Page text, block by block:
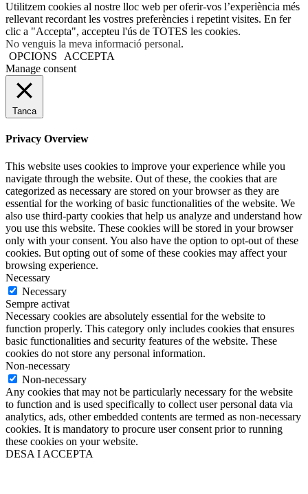
Utilitzem cookies al nostre lloc web per oferir-vos l’experiència més
rellevant recordant les vostres preferències i repetint visites. En fer
clic a "Accepta", accepteu l'ús de TOTES les cookies.
No venguis la meva informació personal.
OPCIONS
ACCEPTA
Manage consent
Tanca
Privacy Overview
This website uses cookies to improve your experience while you
navigate through the website. Out of these, the cookies that are
categorized as necessary are stored on your browser as they are
essential for the working of basic functionalities of the website. We
also use third-party cookies that help us analyze and understand how
you use this website. These cookies will be stored in your browser
only with your consent. You also have the option to opt-out of these
cookies. But opting out of some of these cookies may affect your
browsing experience.
Necessary
Necessary
Sempre activat
Necessary cookies are absolutely essential for the website to
function properly. This category only includes cookies that ensures
basic functionalities and security features of the website. These
cookies do not store any personal information.
Non-necessary
Non-necessary
Any cookies that may not be particularly necessary for the website
to function and is used specifically to collect user personal data via
analytics, ads, other embedded contents are termed as non-necessary
cookies. It is mandatory to procure user consent prior to running
these cookies on your website.
DESA I ACCEPTA